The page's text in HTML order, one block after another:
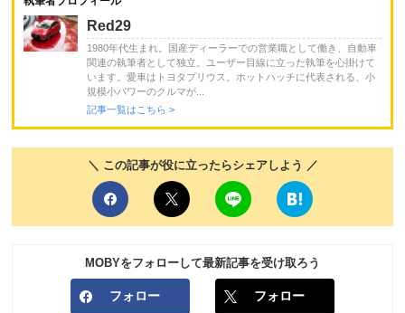
Red29
1980年代生まれ。国産ディーラーでの営業職として働き、自動車
関連の執筆者として独立。ユーザー目線に立った執筆を心掛けて
います。愛車はトヨタプリウス。ホットハッチに代表される、小
規模小パワーのクルマが...
記事一覧はこちら >
＼ この記事が役に立ったらシェアしよう ／
MOBYをフォローして最新記事を受け取ろう
フォロー フォロー